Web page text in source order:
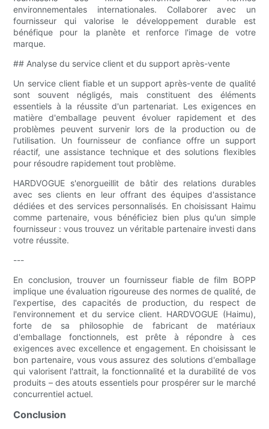
environnementales internationales. Collaborer avec un
fournisseur qui valorise le développement durable est
bénéfique pour la planète et renforce l'image de votre
marque.
## Analyse du service client et du support après-vente
Un service client fiable et un support après-vente de qualité
sont souvent négligés, mais constituent des éléments
essentiels à la réussite d'un partenariat. Les exigences en
matière d'emballage peuvent évoluer rapidement et des
problèmes peuvent survenir lors de la production ou de
l'utilisation. Un fournisseur de confiance offre un support
réactif, une assistance technique et des solutions flexibles
pour résoudre rapidement tout problème.
HARDVOGUE s'enorgueillit de bâtir des relations durables
avec ses clients en leur offrant des équipes d'assistance
dédiées et des services personnalisés. En choisissant Haimu
comme partenaire, vous bénéficiez bien plus qu'un simple
fournisseur : vous trouvez un véritable partenaire investi dans
votre réussite.
---
En conclusion, trouver un fournisseur fiable de film BOPP
implique une évaluation rigoureuse des normes de qualité, de
l'expertise, des capacités de production, du respect de
l'environnement et du service client. HARDVOGUE (Haimu),
forte de sa philosophie de fabricant de matériaux
d'emballage fonctionnels, est prête à répondre à ces
exigences avec excellence et engagement. En choisissant le
bon partenaire, vous vous assurez des solutions d'emballage
qui valorisent l'attrait, la fonctionnalité et la durabilité de vos
produits – des atouts essentiels pour prospérer sur le marché
concurrentiel actuel.
Conclusion